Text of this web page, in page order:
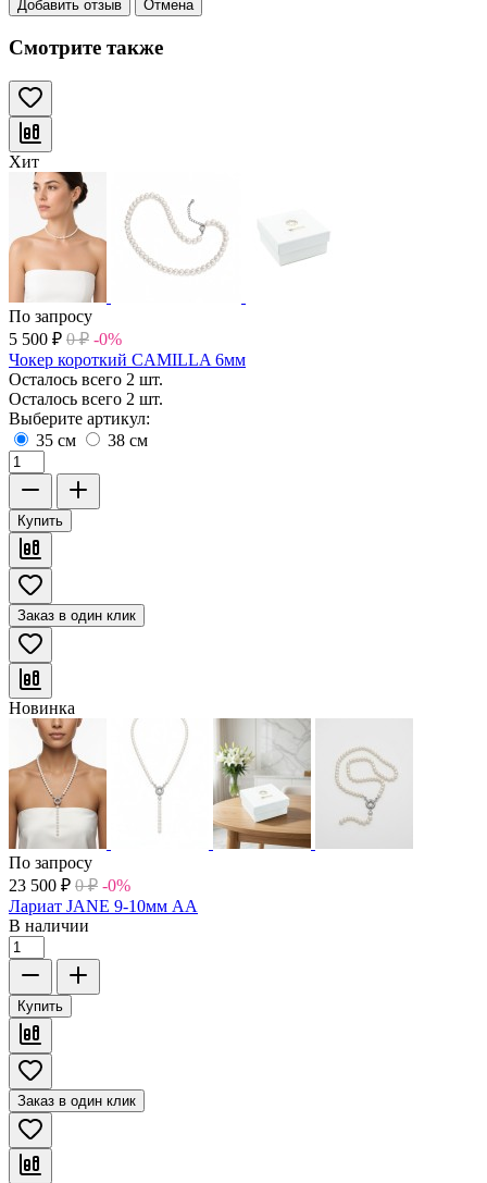
Добавить отзыв Отмена
Смотрите также
Хит
По запросу
5 500 ₽ 0 ₽ -0%
Чокер короткий CAMILLA 6мм
Осталось всего 2 шт.
Осталось всего 2 шт.
Выберите артикул:
35 см
38 см
Купить
Заказ в один клик
Новинка
По запросу
23 500 ₽ 0 ₽ -0%
Лариат JANE 9-10мм АА
В наличии
Купить
Заказ в один клик